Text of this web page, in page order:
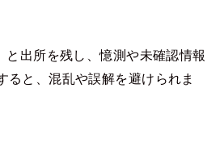
と出所を残し、憶測や未確認情報
ると、混乱や誤解を避けられま